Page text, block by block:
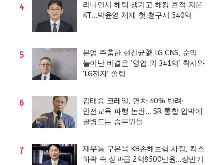
4
리니언시 혜택 챙기고 해킹 흔적 지운
KT…박윤영 체제 첫 청구서 540억
5
본업 주춤한 현신균號 LG CNS, 순익
늘어난 비결은 ‘영업 외 341억’ 착시와
‘LG전자’ 쏠림
6
김태승 코레일, 연차 40% 반려·
안전교육 파행 논란… SR 통합 압박에
골병드는 승무원들
7
재무통 구본욱 KB손해보험 사장, 킥스
하락 속 성과급 2억8500만원…상반기